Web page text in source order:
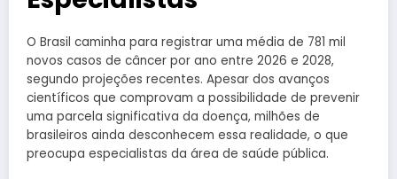
O Brasil caminha para registrar uma média de 781 mil
novos casos de câncer por ano entre 2026 e 2028,
segundo projeções recentes. Apesar dos avanços
científicos que comprovam a possibilidade de prevenir
uma parcela significativa da doença, milhões de
brasileiros ainda desconhecem essa realidade, o que
preocupa especialistas da área de saúde pública.